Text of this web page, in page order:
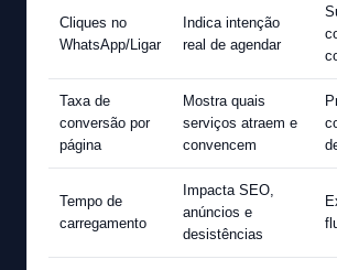
Cliques no
WhatsApp/Ligar
Indica intenção
real de agendar
Taxa de
conversão por
página
Mostra quais
serviços atraem e
convencem
Tempo de
carregamento
Impacta SEO,
anúncios e
desistências